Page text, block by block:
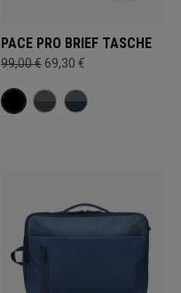
PACE PRO BRIEF TASCHE
99,00 € 69,30 €